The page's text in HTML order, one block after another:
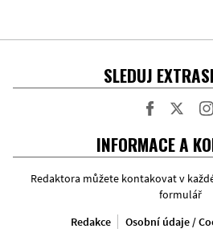
SLEDUJ
INFORMACE A
Redaktora můžete kontakovat v
formulář
Redakce
Osobní údaje /